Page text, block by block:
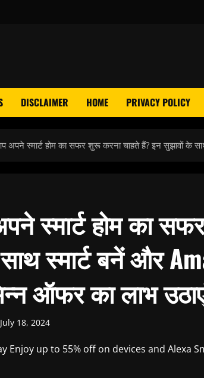
DISCLAIMER HOME PRIVACY POLICY
अपने स्मार्ट होम का सफर शुरू करना चाहते हैं? इन सुझावों के
स्मार्ट होम का
स्मार्ट बनें और
ऑफर का लाभ
July 18, 2024